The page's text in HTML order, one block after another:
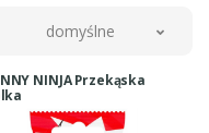
domyślne
NINJA Przekąska
truskawka/banan